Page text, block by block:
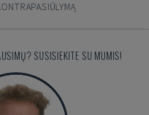
SUSISIEKITE SU MUMIS!